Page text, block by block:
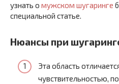
узнать о мужском шугаринге
специальной статье.
Нюансы при
Эта область
чувствительностью,